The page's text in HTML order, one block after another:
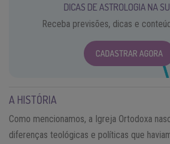
DICAS DE ASTROLOGIA NA
Receba previsões, dicas e
CADASTRAR AGORA
A HISTÓRIA
Como mencionamos, a Igreja Ortodoxa
diferenças teológicas e políticas que